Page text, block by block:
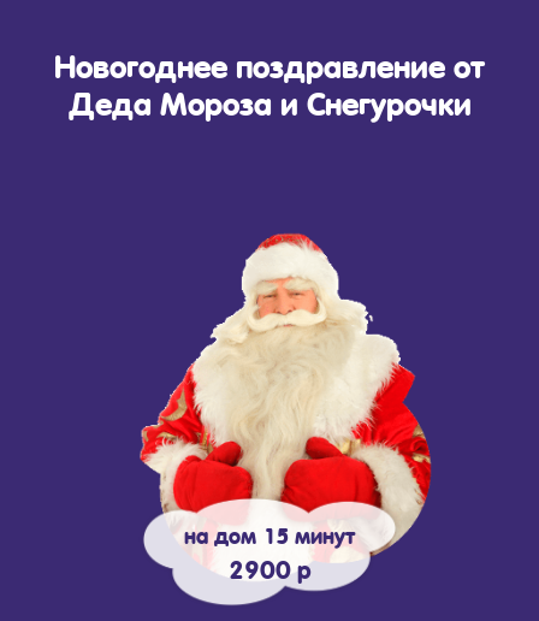
Новогоднее поздравление от
Деда Мороза и Снегурочки
на дом 15 минут
2900 р